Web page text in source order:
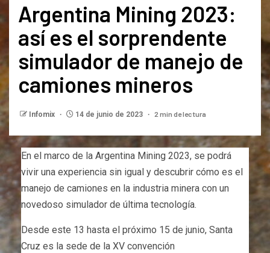
Argentina Mining 2023:
así es el sorprendente
simulador de manejo de
camiones mineros
Infomix 14 de junio de 2023 2 min de lectura
En el marco de la Argentina Mining 2023, se podrá
vivir una experiencia sin igual y descubrir cómo es el
manejo de camiones en la industria minera con un
novedoso simulador de última tecnología.
Desde este 13 hasta el próximo 15 de junio, Santa
Cruz es la sede de la XV convención